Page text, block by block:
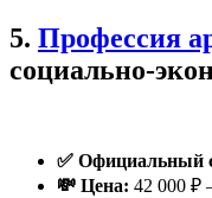
5. Профессия
социально-
✅ Официальный
💸 Цена: 42 000 ₽